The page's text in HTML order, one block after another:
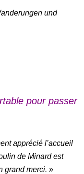
und
pour passer
apprécié l’accueil
de Minard est
grand merci. »